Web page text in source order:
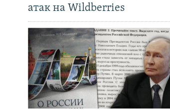
атак на Wildberries